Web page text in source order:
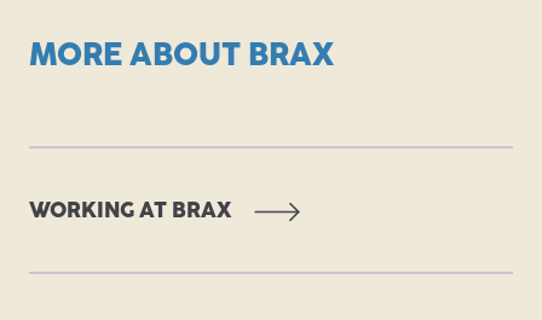
MORE ABOUT BRAX
WORKING AT BRAX